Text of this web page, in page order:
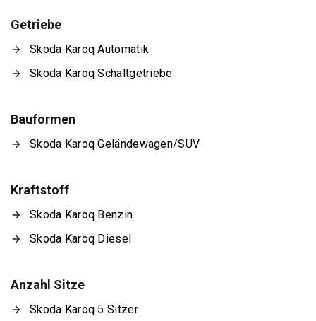
Getriebe
Skoda Karoq Automatik
Skoda Karoq Schaltgetriebe
Bauformen
Skoda Karoq Geländewagen/SUV
Kraftstoff
Skoda Karoq Benzin
Skoda Karoq Diesel
Anzahl Sitze
Skoda Karoq 5 Sitzer